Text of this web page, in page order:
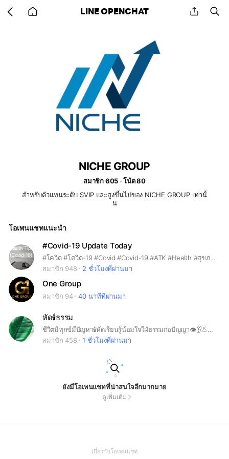
back LINE OPENCHAT share
NICHE GROUP
สมาชิก 605
โน้ต 80
สำหรับตัวแทนระดับ SVIP และสูงขึ้นไปของ NICHE GROUP เท่านั้
น
โอเพนแชทแนะนำ
#Covid-19 Update Today
#โควิด #โควิด-19 #Covid #Covid-19 #ATK #Health #สุขภาพ #โรคระบาด #pandemic #วัคซีน #vaccine #update #หมอพร้อม #สถานการณ์โควิด #news #ไวรัส #science #วิทยาศาสตร์ #ESG เป็นห้องที่ให้ข้อมูลข่าวสาร โควิด-19 (Covid-19) โรคระบาด วิทยาศาสตร์และข้อมูลสุขภาพ สถานการณ์ในปัจจุบัน
สมาชิก 948
2 ชั่วโมงที่ผ่านมา
One Group
สมาชิก 94 40 นาทีที่ผ่านมา
หัด🕯ธรรม
ชีวิตมีทุกข์มีปัญหา🕯หัดเรียนรู้น้อมใจใฝ่ธรรมก่อปัญญา👁👂👃👅🚶❤ 😇ชนะปัญหา ชนะตนเอง😇
สมาชิก 458
1 ชั่วโมงที่ผ่านมา
ยังมีโอเพนแชทที่น่าสนใจอีกมากมาย
ดูเพิ่มเติม
เกี่ยวกับโอเพนแชท(Open